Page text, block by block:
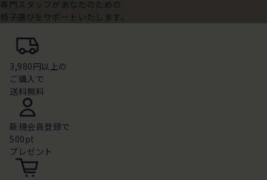
専門スタッフがあなたのための
椅子選びをサポートいたします。
3,980円以上の
ご購入で
送料無料
新規会員登録で
500pt
プレゼント